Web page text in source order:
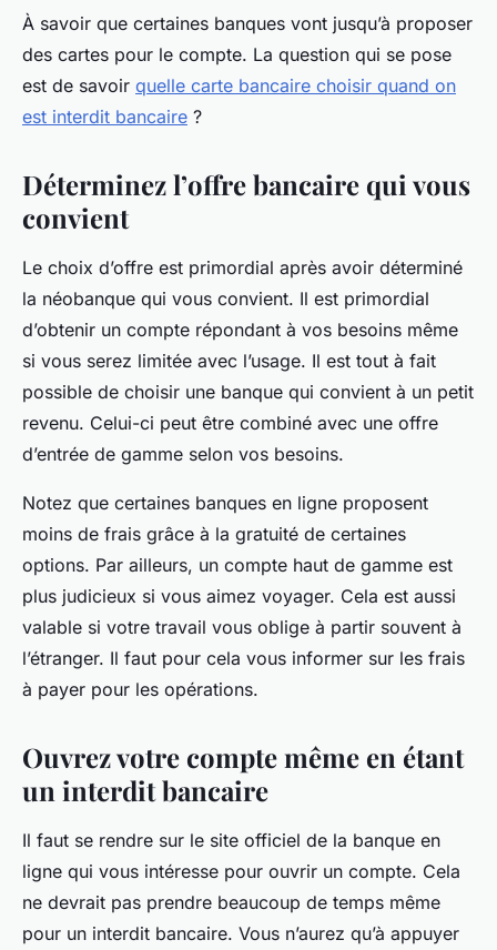
À savoir que certaines banques vont jusqu’à proposer
des cartes pour le compte. La question qui se pose
est de savoir quelle carte bancaire choisir quand on
est interdit bancaire ?
Déterminez l’offre bancaire qui vous
convient
Le choix d’offre est primordial après avoir déterminé
la néobanque qui vous convient. Il est primordial
d’obtenir un compte répondant à vos besoins même
si vous serez limitée avec l’usage. Il est tout à fait
possible de choisir une banque qui convient à un petit
revenu. Celui-ci peut être combiné avec une offre
d’entrée de gamme selon vos besoins.
Notez que certaines banques en ligne proposent
moins de frais grâce à la gratuité de certaines
options. Par ailleurs, un compte haut de gamme est
plus judicieux si vous aimez voyager. Cela est aussi
valable si votre travail vous oblige à partir souvent à
l’étranger. Il faut pour cela vous informer sur les frais
à payer pour les opérations.
Ouvrez votre compte même en étant
un interdit bancaire
Il faut se rendre sur le site officiel de la banque en
ligne qui vous intéresse pour ouvrir un compte. Cela
ne devrait pas prendre beaucoup de temps même
pour un interdit bancaire. Vous n’aurez qu’à appuyer